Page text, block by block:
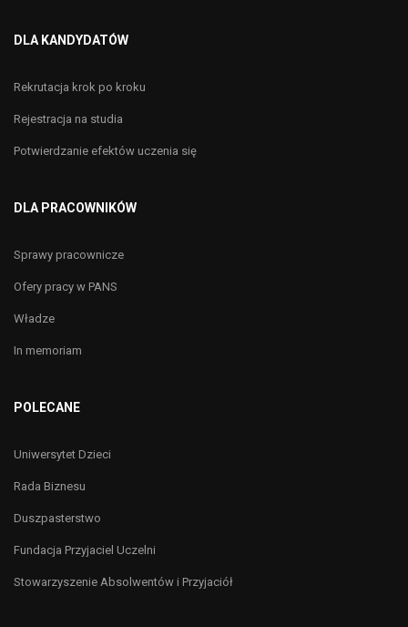
DLA KANDYDATÓW
Rekrutacja krok po kroku
Rejestracja na studia
Potwierdzanie efektów uczenia się
DLA PRACOWNIKÓW
Sprawy pracownicze
Ofery pracy w PANS
Władze
In memoriam
POLECANE
Uniwersytet Dzieci
Rada Biznesu
Duszpasterstwo
Fundacja Przyjaciel Uczelni
Stowarzyszenie Absolwentów i Przyjaciół